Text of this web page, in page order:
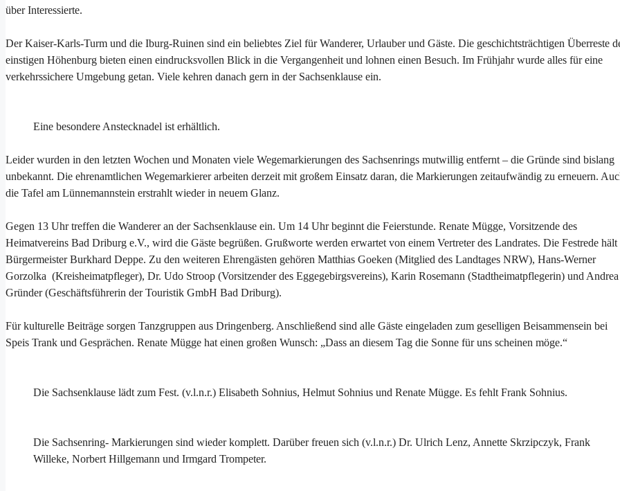
über Interessierte.
Der Kaiser-Karls-Turm und die Iburg-Ruinen sind ein beliebtes Ziel für Wanderer, Urlauber und Gäste. Die geschichtsträchtigen Überreste
einstigen Höhenburg bieten einen eindrucksvollen Blick in die Vergangenheit und lohnen einen Besuch. Im Frühjahr wurde alles für eine
verkehrssichere Umgebung getan. Viele kehren danach gern in der Sachsenklause ein.
Eine besondere Anstecknadel ist erhältlich.
Leider wurden in den letzten Wochen und Monaten viele Wegemarkierungen des Sachsenrings mutwillig entfernt – die Gründe sind bislang
unbekannt. Die ehrenamtlichen Wegemarkierer arbeiten derzeit mit großem Einsatz daran, die Markierungen zeitaufwändig zu erneuern.
die Tafel am Lünnemannstein erstrahlt wieder in neuem Glanz.
Gegen 13 Uhr treffen die Wanderer an der Sachsenklause ein. Um 14 Uhr beginnt die Feierstunde. Renate Mügge, Vorsitzende des
Heimatvereins Bad Driburg e.V., wird die Gäste begrüßen. Grußworte werden erwartet von einem Vertreter des Landrates. Die Festrede hält
Bürgermeister Burkhard Deppe. Zu den weiteren Ehrengästen gehören Matthias Goeken (Mitglied des Landtages NRW), Hans-Werner
Gorzolka (Kreisheimatpfleger), Dr. Udo Stroop (Vorsitzender des Eggegebirgsvereins), Karin Rosemann (Stadtheimatpflegerin) und Andrea
Gründer (Geschäftsführerin der Touristik GmbH Bad Driburg).
Für kulturelle Beiträge sorgen Tanzgruppen aus Dringenberg. Anschließend sind alle Gäste eingeladen zum geselligen Beisammensein bei
Speis Trank und Gesprächen. Renate Mügge hat einen großen Wunsch: „Dass an diesem Tag die Sonne für uns scheinen möge.“
Die Sachsenklause lädt zum Fest. (v.l.n.r.) Elisabeth Sohnius, Helmut Sohnius und Renate Mügge. Es fehlt Frank Sohnius.
Die Sachsenring- Markierungen sind wieder komplett. Darüber freuen sich (v.l.n.r.) Dr. Ulrich Lenz, Annette Skrzipczyk, Frank
Willeke, Norbert Hillgemann und Irmgard Trompeter.